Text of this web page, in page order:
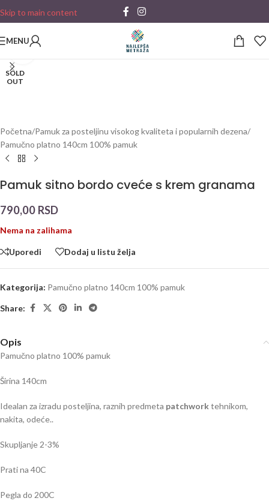
Skip to main content
MENU
SOLD
OUT
Početna/Pamuk za posteljinu visokog kvaliteta i popularnih dezena/
Pamučno platno 140cm 100% pamuk
Pamuk sitno bordo cveće s krem granama
790,00 RSD
Nema na zalihama
Uporedi Dodaj u listu želja
Kategorija: Pamučno platno 140cm 100% pamuk
Share:
Opis
Pamučno platno 100% pamuk
Širina 140cm
Idealan za izradu posteljina, raznih predmeta patchworktehnikom,
nakita, odeće..
Skupljanje 2-3%
Prati na 40C
Pegla do 200C